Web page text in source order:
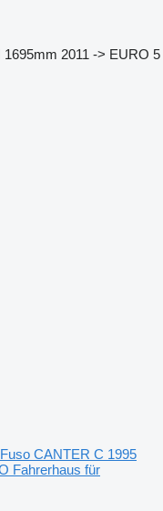
2011 -> EURO 5
CANTER C 1995
Fahrerhaus für